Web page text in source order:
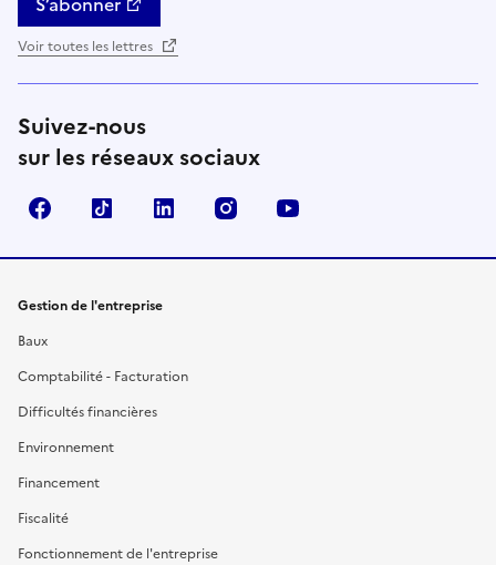
Voir toutes les lettres
Suivez-nous
sur les réseaux sociaux
FacebookTikTok Linkedin Instagram
Gestion de l'entreprise
Baux
Comptabilité - Facturation
Difficultés financières
Environnement
Financement
Fiscalité
Fonctionnement de l'entreprise